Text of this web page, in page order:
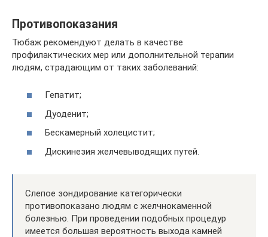
Противопоказания
Тюбаж рекомендуют делать в качестве
профилактических мер или дополнительной терапии
людям, страдающим от таких заболеваний:
Гепатит;
Дуоденит;
Бескамерный холецистит;
Дискинезия желчевыводящих путей.
Слепое зондирование категорически
противопоказано людям с желчнокаменной
болезнью. При проведении подобных процедур
имеется большая вероятность выхода камней